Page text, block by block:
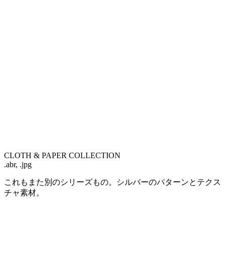
CLOTH & PAPER COLLECTION
.abr, .jpg
これもまた別のシリーズもの。シルバーのパターンとテクス
チャ素材。